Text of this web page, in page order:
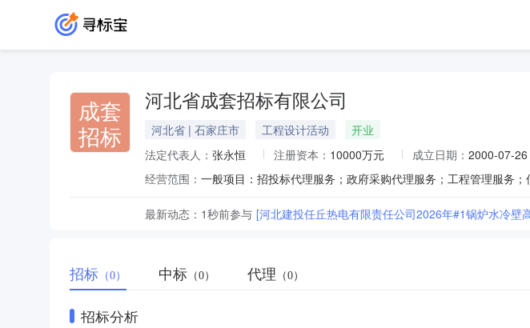
成套
招标
河北省成套招标有限公司
河北省 | 石家庄市 工程设计活动
开业
法定代表人： 张永恒 注册资本： 10000万元 成立日期： 2000-07-26
经营范围：
最新动态： 1秒前参与 [河北建投任丘热电有限责任公司2026年#1锅炉水冷壁
招标 （0） 中标 （0） 代理 （0）
招标分析